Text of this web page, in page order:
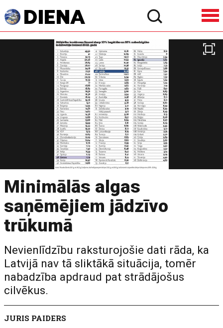
Minimālās algas
saņēmējiem jādzīvo
trūkumā
Nevienlīdzību raksturojošie dati rāda, ka
Latvijā nav tā sliktākā situācija, tomēr
nabadzība apdraud pat strādājošus
cilvēkus.
JURIS PAIDERS